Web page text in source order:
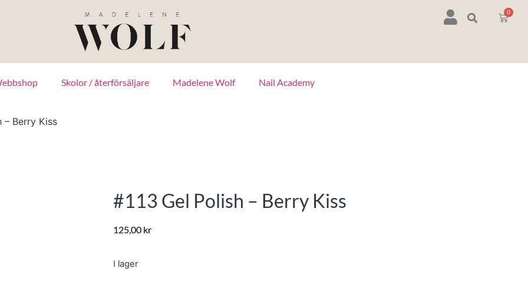
0
Skolor / återförsäljare Madelene Wolf Nail Academy
– Berry Kiss
#113 Gel Polish – Berry Kiss
125,00 kr
I lager